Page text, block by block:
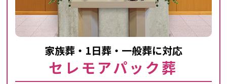
家族葬・1日葬・一般葬に対応
セレモアパック葬